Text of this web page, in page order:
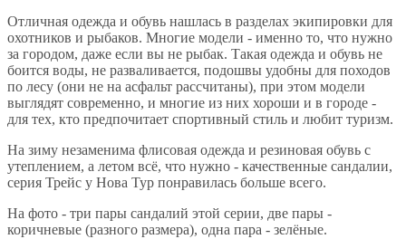
Отличная одежда и обувь нашлась в разделах экипировки для
охотников и рыбаков. Многие модели - именно то, что нужно
за городом, даже если вы не рыбак. Такая одежда и обувь не
боится воды, не разваливается, подошвы удобны для походов
по лесу (они не на асфальт рассчитаны), при этом модели
выглядят современно, и многие из них хороши и в городе -
для тех, кто предпочитает спортивный стиль и любит туризм.
На зиму незаменима флисовая одежда и резиновая обувь с
утеплением, а летом всё, что нужно - качественные сандалии,
серия Трейс у Нова Тур понравилась больше всего.
На фото - три пары сандалий этой серии, две пары -
коричневые (разного размера), одна пара - зелёные.